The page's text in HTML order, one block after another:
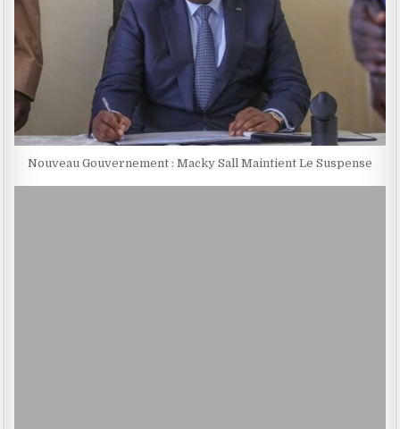
Nouveau Gouvernement : Macky Sall Maintient Le Suspense